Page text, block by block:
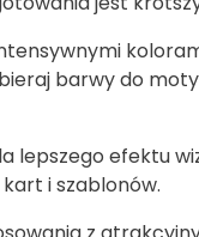
barwy do
lepszego efektu
i szablonów.